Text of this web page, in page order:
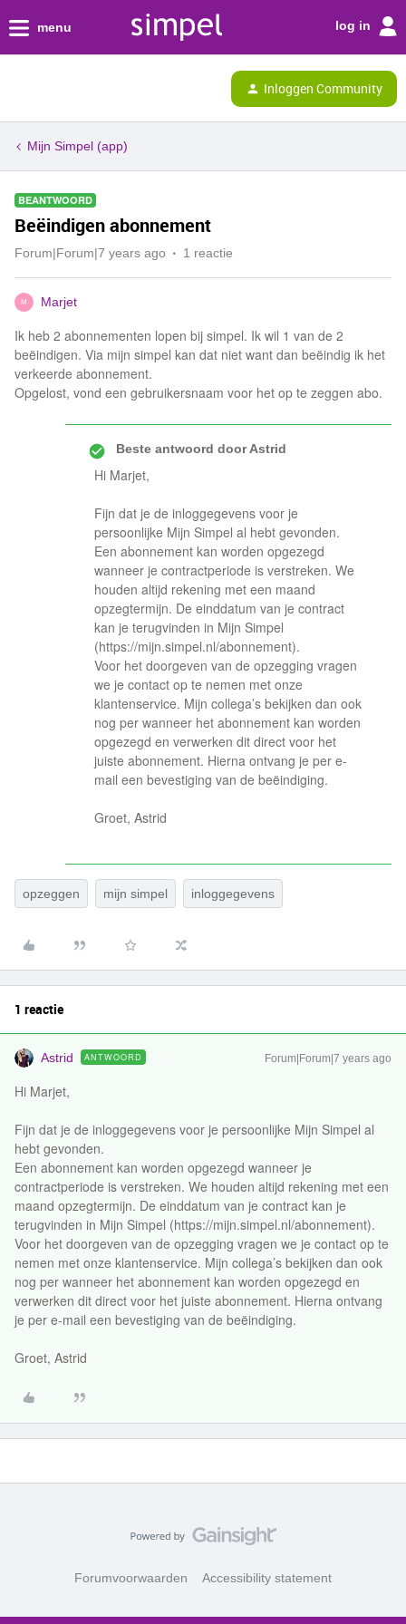
menu log in
Inloggen Community
Mijn Simpel (app)
BEANTWOORD
Beëindigen abonnement
Forum|Forum|7 years ago 1 reactie
M Marjet
Ik heb 2 abonnementen lopen bij simpel. Ik wil 1 van de 2
beëindigen. Via mijn simpel kan dat niet want dan beëindig ik het
verkeerde abonnement.
Opgelost, vond een gebruikersnaam voor het op te zeggen abo.
Beste antwoord doorAstrid
Hi Marjet,
Fijn dat je de inloggegevens voor je
persoonlijke Mijn Simpel al hebt gevonden.
Een abonnement kan worden opgezegd
wanneer je contractperiode is verstreken. We
houden altijd rekening met een maand
opzegtermijn. De einddatum van je contract
kan je terugvinden in Mijn Simpel
(https://mijn.simpel.nl/abonnement).
Voor het doorgeven van de opzegging vragen
we je contact op te nemen met onze
klantenservice. Mijn collega’s bekijken dan ook
nog per wanneer het abonnement kan worden
opgezegd en verwerken dit direct voor het
juiste abonnement. Hierna ontvang je per e-
mail een bevestiging van de beëindiging.
Groet, Astrid
opzeggen mijn simpel inloggegevens
1 reactie
Astrid ANTWOORD Forum|Forum|7 years ago
Hi Marjet,
Fijn dat je de inloggegevens voor je persoonlijke Mijn Simpel al
hebt gevonden.
Een abonnement kan worden opgezegd wanneer je
contractperiode is verstreken. We houden altijd rekening met een
maand opzegtermijn. De einddatum van je contract kan je
terugvinden in Mijn Simpel (https://mijn.simpel.nl/abonnement).
Voor het doorgeven van de opzegging vragen we je contact op te
nemen met onze klantenservice. Mijn collega’s bekijken dan ook
nog per wanneer het abonnement kan worden opgezegd en
verwerken dit direct voor het juiste abonnement. Hierna ontvang
je per e-mail een bevestiging van de beëindiging.
Groet, Astrid
Forumvoorwaarden Accessibility statement